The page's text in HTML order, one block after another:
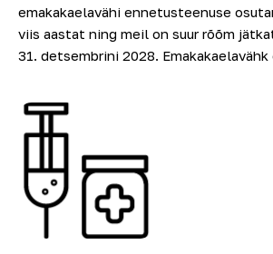
emakakaelavähi ennetusteenuse
viis aastat ning meil on suur rõõm
31. detsembrini 2028.